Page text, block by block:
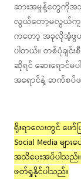
ဆားအမှုန့်တွေကိုအ
လွယ်တော့မလွယ်ကူပါ
ကတော့ အခုလိုအံ့ဖွယ်
ပါတယ်။ တစ်ပုံချင်
ဆိုရင် ဆေးရောင်မ
အရောင်နဲ့ ဆက်စ
ရိုးရာလေးတွင် ဖော်
Social Media မျ
အသိပေးအပ်ပါသည်
ဖတ်ရှုနိုင်ပါသည်။